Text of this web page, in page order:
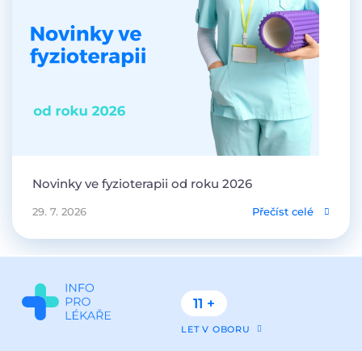
Novinky ve fyzioterapii od roku 2026
29. 7. 2026 Přečíst celé
11 +
LET V OBORU